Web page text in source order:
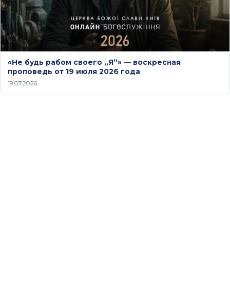
«Не будь рабом своего „Я“» — воскресная
проповедь от 19 июля 2026 года
19.07.2026